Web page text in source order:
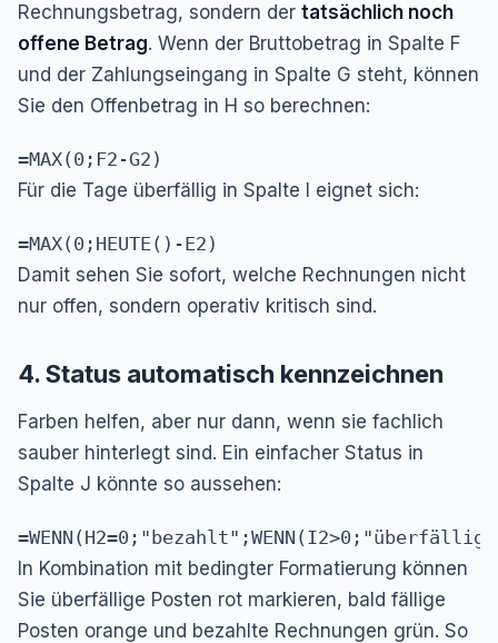
Rechnungsbetrag, sondern der tatsächlich noch
offene Betrag. Wenn der Bruttobetrag in Spalte F
und der Zahlungseingang in Spalte G steht, können
Sie den Offenbetrag in H so berechnen:
=MAX(0;F2-G2)
Für die Tage überfällig in Spalte I eignet sich:
=MAX(0;HEUTE()-E2)
Damit sehen Sie sofort, welche Rechnungen nicht
nur offen, sondern operativ kritisch sind.
4. Status automatisch kennzeichnen
Farben helfen, aber nur dann, wenn sie fachlich
sauber hinterlegt sind. Ein einfacher Status in
Spalte J könnte so aussehen:
In Kombination mit bedingter Formatierung können
Sie überfällige Posten rot markieren, bald fällige
Posten orange und bezahlte Rechnungen grün. So